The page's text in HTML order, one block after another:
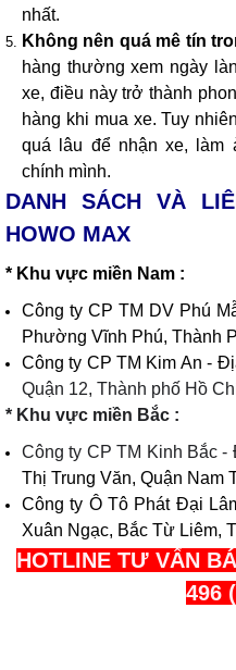
nhất.
Không nên quá mê tín
hàng thường xem ngày
xe, điều này trở thành
hàng khi mua xe. Tuy
quá lâu để nhận xe, làm
chính mình.
DANH SÁCH VÀ
HOWO MAX
* Khu vực miền Nam :
Công ty CP TM DV Phú
Phường Vĩnh Phú, Thành
Công ty CP TM Kim An -
Quận 12, Thành phố Hồ
* Khu vực miền Bắc :
Công ty CP TM Kinh Bắc
Thị Trung Văn, Quận Nam
Công ty Ô Tô Phát Đại
Xuân Ngạc, Bắc Từ Liêm,
HOTLINE TƯ VẤN
496